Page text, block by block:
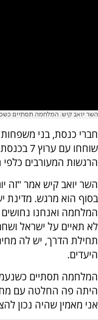
השר יואב קיש: המלחמה תסתיים
חברי כנסת, בני משפחות
שוחחו
הרגשות המעורבים
השר יואב קיש אמר "זה
בסוף הוא מרגש. מדינת
המלחמה ואנחנו
לא תאיים על ישראל
תחילת הדרך, יש לה
היעדים.
המלחמה תסתיים
היתה פה החלטה עם
אני מאמין שהיה נכון